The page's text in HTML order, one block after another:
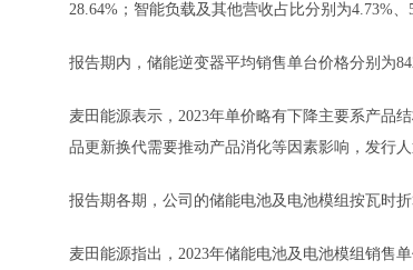
28.64%；智能负载及其他营收占比分别为4.73%、
报告期内，储能逆变器平均销售单台价格分别为
麦田能源表示，2023年单价略有下降主要系产品
品更新换代需要推动产品消化等因素影响，发行
报告期各期，公司的储能电池及电池模组按瓦时
麦田能源指出，2023年储能电池及电池模组销售